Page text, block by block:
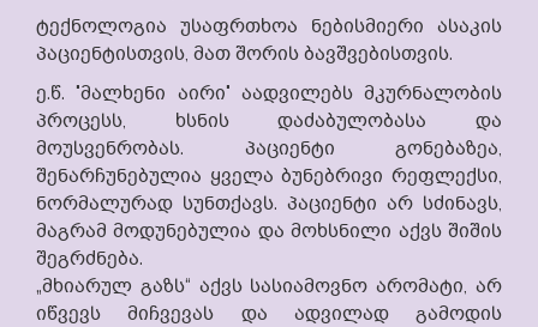
ტექნოლოგია უსაფრთხოა ნებისმიერი ასაკის
პაციენტისთვის, მათ შორის ბავშვებისთვის.
ე.წ. "მალხენი აირი" აადვილებს მკურნალობის
პროცესს, ხსნის დაძაბულობასა და
მოუსვენრობას. პაციენტი გონებაზეა,
შენარჩუნებულია ყველა ბუნებრივი რეფლექსი,
ნორმალურად სუნთქავს. პაციენტი არ სძინავს,
მაგრამ მოდუნებულია და მოხსნილი აქვს შიშის
შეგრძნება.
„მხიარულ გაზს“ აქვს სასიამოვნო არომატი, არ
იწვევს მიჩვევას და ადვილად გამოდის